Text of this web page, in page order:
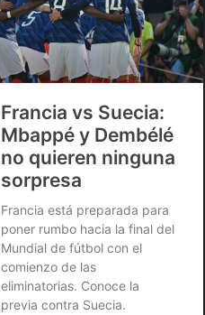
Francia vs Suecia:
Mbappé y Dembélé
no quieren ninguna
sorpresa
Francia está preparada para
poner rumbo hacia la final del
Mundial de fútbol con el
comienzo de las
eliminatorias. Conoce la
previa contra Suecia.